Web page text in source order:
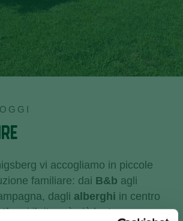
vi accogliamo in piccole
familiare: dai B&b agli
dagli alberghi in centro
, qui il ritmo è più lento e